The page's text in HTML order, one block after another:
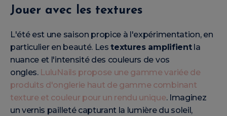
Jouer avec les textures
L'été est une saison propice à l'expérimentation, en
particulier en beauté. Lestextures amplifientla
nuance et l'intensité des couleurs de vos
ongles. LuluNails propose une gamme variée de
produits d'onglerie haut de gamme combinant
texture et couleur pour un rendu unique. Imaginez
un vernis pailleté capturant la lumière du soleil,